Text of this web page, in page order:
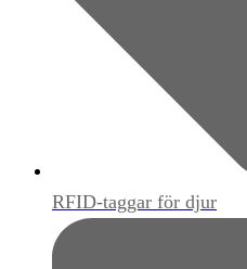
RFID-taggar för djur